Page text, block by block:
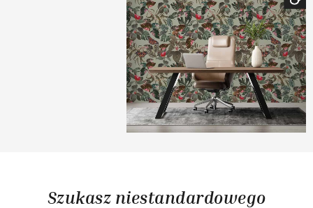
Szukasz niestandardowego